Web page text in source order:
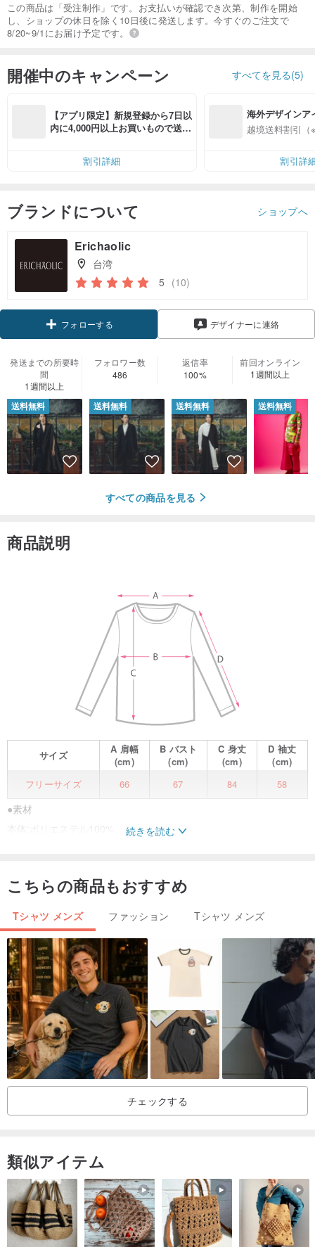
この商品は「受注制作」です。お支払いが確認でき次第、制作を開始
し、ショップの休日を除く10日後に発送します。今すぐのご注文で
8/20~9/1にお届け予定です。
開催中のキャンペーン すべてを見る(5)
【アプリ限定】新規登録から7日以
内に4,000円以上お買いもので送料
割引詳細
海外デザインア
入
越境送料割引（
割引詳
ブランドについて ショップへ
Erichaolic
台湾
5 (10)
フォローする デザイナーに連絡
発送までの所要時
間
1週間以上
フォロワー数
486
返信率
100%
前回オンライン
1週間以上
送料無料 送料無料 送料無料 送料無料
すべての商品を見る
商品説明
サイズ A 肩幅
(cm)
B バスト
(cm)
C 身丈
(cm)
D袖丈
(cm)
フリーサイズ
66 67 84 58
●素材
バスト:134
後身丈:80
肩幅:66
袖丈:58
●着用感(男性モデル: 身長185cm 体重70kg)
フィット感:ルーズ
生地の厚さ:シアーで薄手
生地の伸縮性:あり
生地の肌触り:なめらか
移民社会である台湾の日常は、まるで様々な文化が流れ込む縮図の
ようです。記憶の中では、かつてはきらびやかで色彩豊かな野外劇
が上演されている光景によく出会いました。そこにはテクノロジー
に過度に依存した写実性はなく、職人たちの人間味あふれる技があ
続きを読む
こちらの商品もおすすめ
Tシャツ メンズ ファッション Tシャツ メンズ
チェックする
類似アイテム